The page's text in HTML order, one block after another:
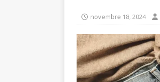
ACTU
novembre 18, 2024